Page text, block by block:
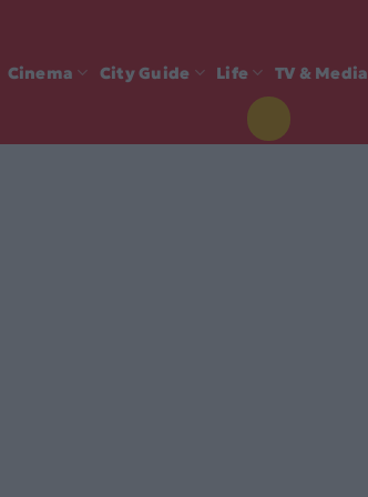
Cinema City Guide Life TV & Media